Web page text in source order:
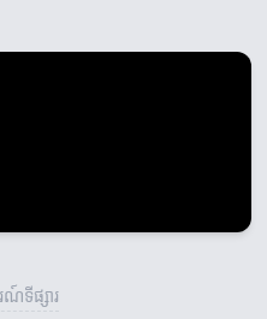
ទីផ្សារ